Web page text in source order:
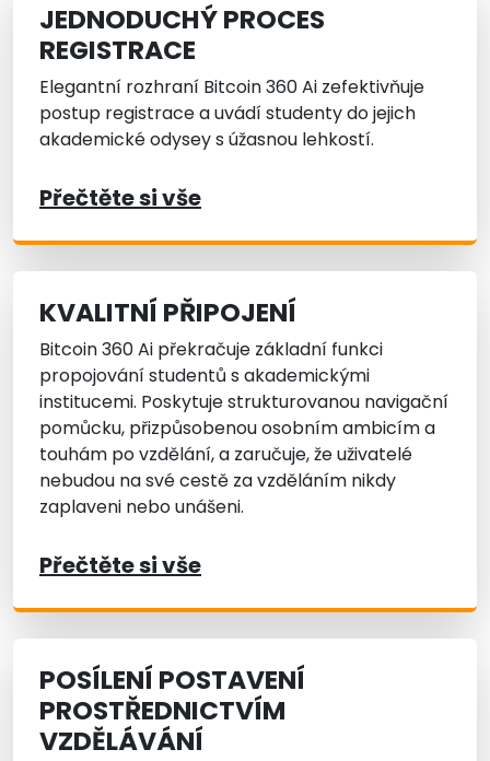
JEDNODUCHÝ PROCES
REGISTRACE
Elegantní rozhraní Bitcoin 360 Ai zefektivňuje
postup registrace a uvádí studenty do jejich
akademické odysey s úžasnou lehkostí.
Přečtěte si vše
KVALITNÍ PŘIPOJENÍ
Bitcoin 360 Ai překračuje základní funkci
propojování studentů s akademickými
institucemi. Poskytuje strukturovanou navigační
pomůcku, přizpůsobenou osobním ambicím a
touhám po vzdělání, a zaručuje, že uživatelé
nebudou na své cestě za vzděláním nikdy
zaplaveni nebo unášeni.
Přečtěte si vše
POSÍLENÍ POSTAVENÍ
PROSTŘEDNICTVÍM
VZDĚLÁVÁNÍ